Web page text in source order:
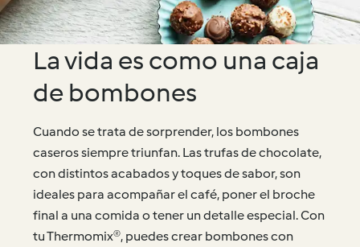
La vida es como una caja
de bombones
Cuando se trata de sorprender, los bombones
caseros siempre triunfan. Las trufas de chocolate,
con distintos acabados y toques de sabor, son
ideales para acompañar el café, poner el broche
final a una comida o tener un detalle especial. Con
tu Thermomix®, puedes crear bombones con